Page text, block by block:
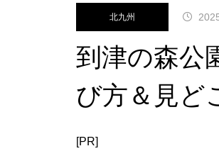
北九州
到津の森公
び方＆見ど
[PR]